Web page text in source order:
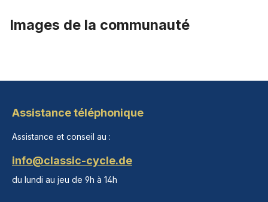
Images de la communauté
Assistance téléphonique
Assistance et conseil au :
info@classic-cycle.de
du lundi au jeu de 9h à 14h